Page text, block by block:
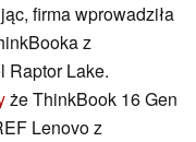
firma wprowadziła
z
Raptor Lake.
że ThinkBook 16 Gen
Lenovo z